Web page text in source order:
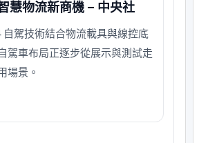
慧物流新商機 – 中央社
自駕技術結合物流載具與線控底
駕車布局正逐步從展示與測試走
場景。